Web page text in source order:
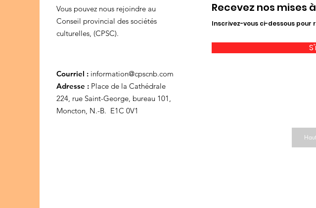
Vous pouvez nous rejoindre au
Conseil provincial des sociétés
culturelles, (CPSC).
Courriel : information@cpscnb.com
Adresse : Place de la Cathédrale
224, rue Saint-George, bureau 101,
Moncton, N.-B. E1C 0V1
Recevez nos mises
Inscrivez-vous ci-dessous